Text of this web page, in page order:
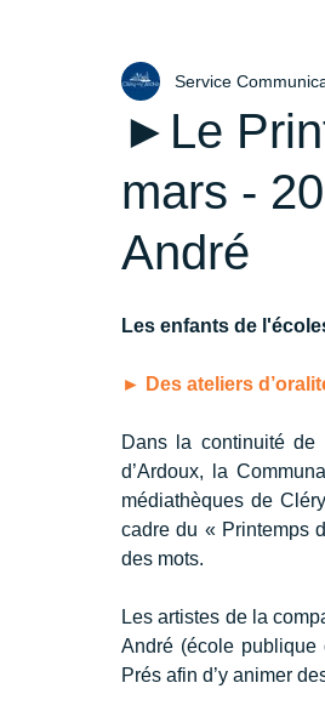
►Le
mars -
André
Service
Les enfants de
► Des ateliers
Dans la continuité de
d’Ardoux, la
médiathèques de
cadre du « Printemps
des mots.
Les artistes de la
André (école publique
Prés afin d’y animer